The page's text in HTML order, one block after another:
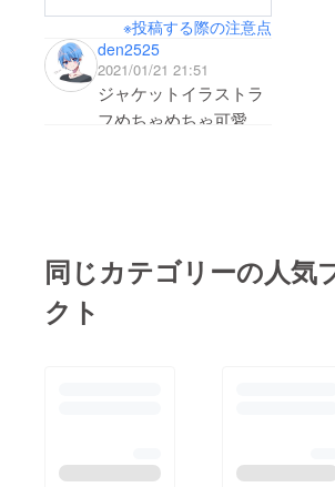
アクスタは販売用に作
るのでぜひM3会場や
通販で買ってね。イラ
スト：紺ほしろ
で聴いてみてね。もと
もと4部構成で作ろう
と思っていたCDなの
で、みんなのおかげで
てね。それでは、引き
続きご支援のほどお願
※投稿する際の注意点
den2525
2021/01/21 21:51
ジャケットイラストラ
フめちゃめちゃ可愛い
同じカテゴリーの人気
クト